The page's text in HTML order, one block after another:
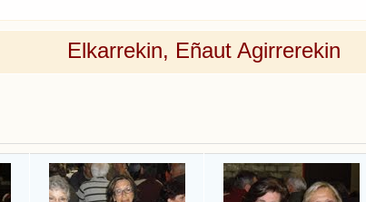
Elkarrekin, Eñaut Agirrerekin